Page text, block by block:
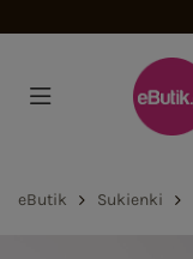
eButik Sukienki